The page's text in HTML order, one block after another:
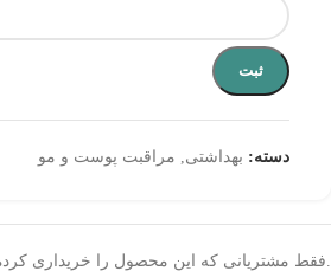
ثبت
دسته: بهداشتی مراقبت پوست و مو
.فقط مشتریانی که این محصول را خریداری